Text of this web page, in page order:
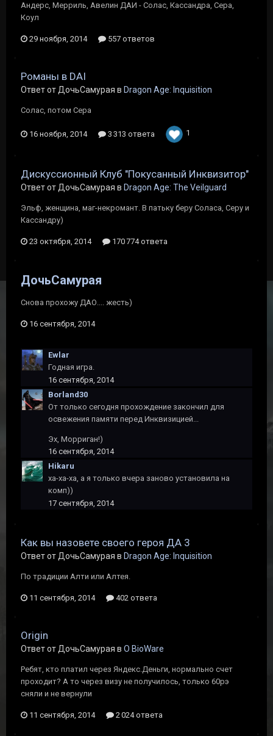
Андерс, Мерриль, Авелин ДАИ - Солас, Кассандра, Сера,
Коул
29 ноября, 2014 557 ответов
Романы в DAI
Ответ от ДочьСамурая в Dragon Age: Inquisition
Солас, потом Сера
16 ноября, 2014 3 313 ответа 1
Дискуссионный Клуб "Покусанный Инквизитор"
Ответ от ДочьСамурая в Dragon Age: The Veilguard
Эльф, женщина, маг-некромант. В патьку беру Соласа, Серу и
Кассандру)
23 октября, 2014 170 774 ответа
ДочьСамурая
Снова прохожу ДАО.... жесть)
16 сентября, 2014
Ewlar
Годная игра.
16 сентября, 2014
Borland30
От только сегодня прохождение закончил для
освежения памяти перед Инквизицией...
Эх, Морриган!)
16 сентября, 2014
Hikaru
ха-ха-ха, а я только вчера заново установила на
комп))
17 сентября, 2014
Как вы назовете своего героя ДА 3
Ответ от ДочьСамурая в Dragon Age: Inquisition
По традиции Алти или Алтея.
11 сентября, 2014 402 ответа
Origin
Ответ от ДочьСамурая в O BioWare
Ребят, кто платил через Яндекс.Деньги, нормально счет
проходит? А то через визу не получилось, только 60рэ
сняли и не вернули
11 сентября, 2014 2 024 ответа